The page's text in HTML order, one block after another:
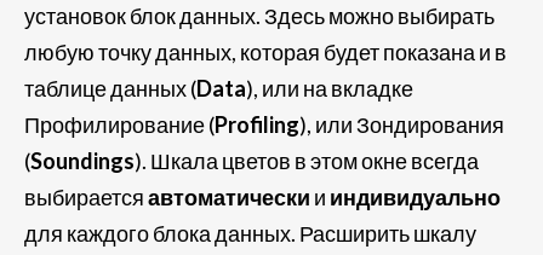
установок блок данных. Здесь можно выбирать
любую точку данных, которая будет показана и в
таблице данных (Data), или на вкладке
Профилирование (Profiling), или Зондирования
(Soundings). Шкала цветов в этом окне всегда
выбираетсяавтоматически и индивидуально
для каждого блока данных. Расширить шкалу